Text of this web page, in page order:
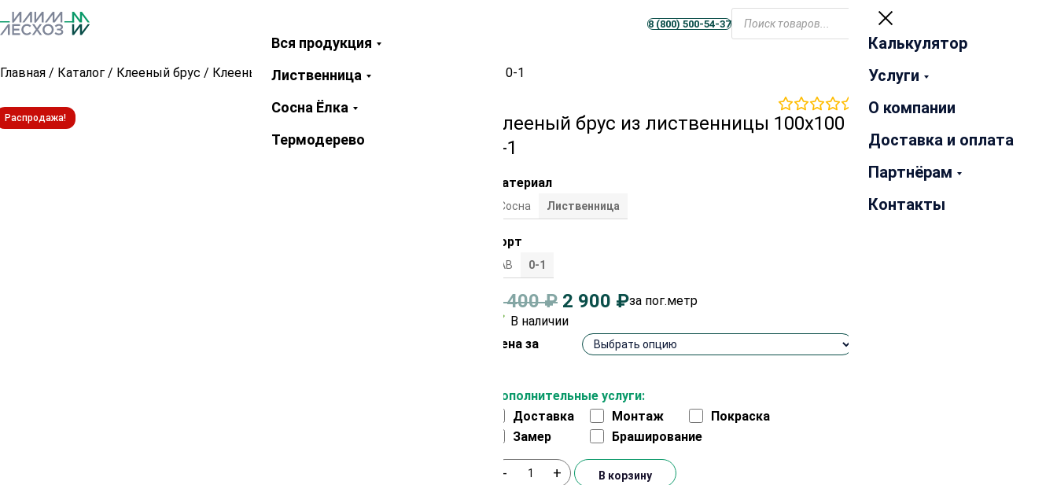
Телеграм
MAX8 (800) 500-54-37
Закрыть
Калькулятор
Услуги
О компании
Доставка и оплата
Партнёрам
Контакты
Закрыть
Вся продукция
Лиственница
Сосна Ёлка
Термодерево
Главная / Каталог / Клееный брус / Клееный брус из лиственницы 100х100 мм сорт 0-1
отзывов
Распродажа!
Клееный брус из лиственницы 100х100 мм сорт
0-1
Материал
Cосна Лиственница
Сорт
АВ 0-1
3 400₽ 2 900 ₽за пог.метр
В наличии
Цена за
Дополнительные услуги:
Доставка
Монтаж
Покраска
Замер
Браширование
- + В корзину